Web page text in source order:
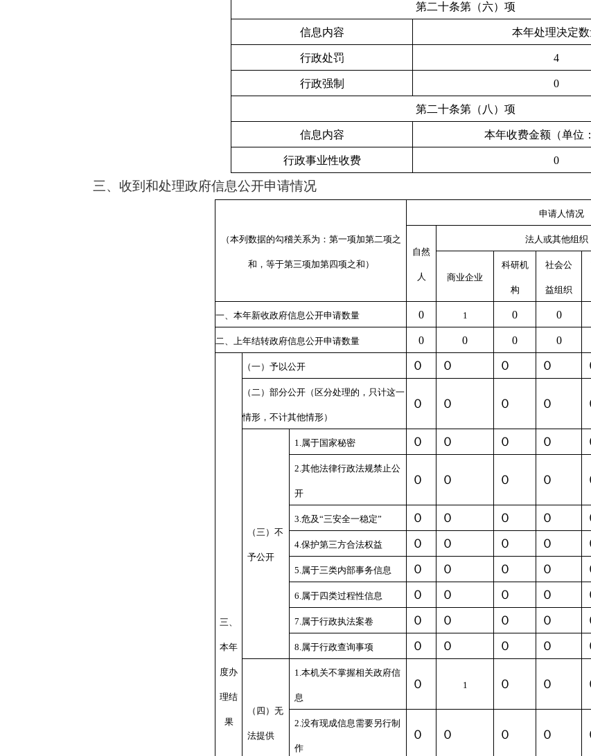
第二十条第（六）项
信息内容 本年处理决定
行政处罚 4
行政强制 0
第二十条第（八）项
信息内容 本年收费金额（单位
行政事业性收费 0
三、收到和处理政府信息公开申请情况
（本列数据的勾稽关系为：第一项加第二项之
和，等于第三项加第四项之和）
申请人情况
自然
人
法人或其他组织
商业企业
科研机
构
社会公
益组织
一、本年新收政府信息公开申请数量 0 1 0 0
二、上年结转政府信息公开申请数量 0 0 0 0
三、
本年
度办
理结
果
（一）予以公开 ０ ０ ０ ０
（二）部分公开（区分处理的，只计这一
情形，不计其他情形）
０ ０ ０ ０
（三）不
予公开
1.属于国家秘密 ０ ０ ０ ０
2.其他法律行政法规禁止公
开
０ ０ ０ ０
3.危及“三安全一稳定” ０ ０ ０ ０
4.保护第三方合法权益 ０ ０ ０ ０
5.属于三类内部事务信息 ０ ０ ０ ０
6.属于四类过程性信息 ０ ０ ０ ０
7.属于行政执法案卷 ０ ０ ０ ０
8.属于行政查询事项 ０ ０ ０ ０
（四）无
法提供
1.本机关不掌握相关政府信
息
０ 1 ０ ０
2.没有现成信息需要另行制
作
０ ０ ０ ０